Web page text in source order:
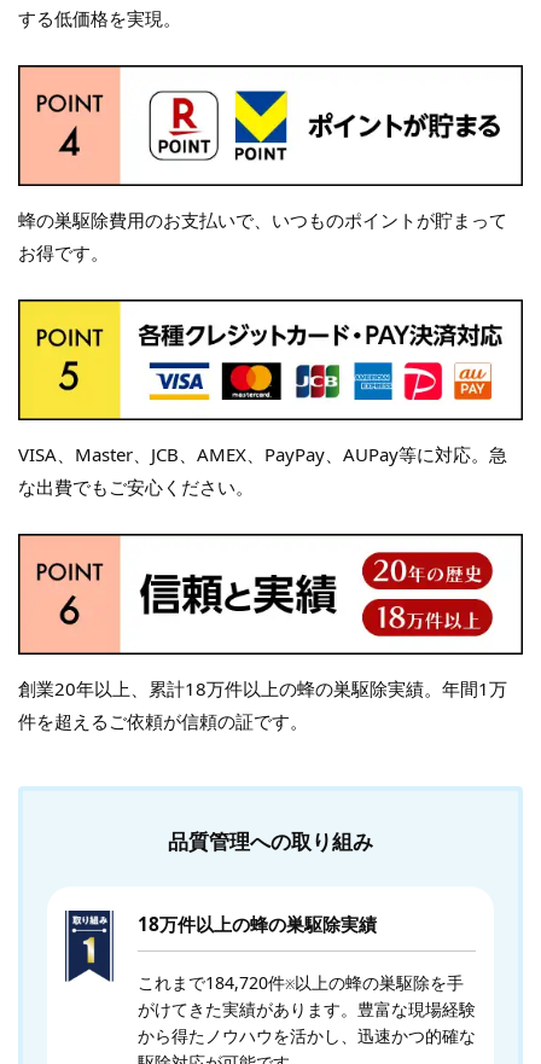
する低価格を実現。
蜂の巣駆除費用のお支払いで、いつものポイントが貯まって
お得です。
VISA、Master、JCB、AMEX、PayPay、AUPay等に対応。急
な出費でもご安心ください。
創業20年以上、累計18万件以上の蜂の巣駆除実績。年間1万
件を超えるご依頼が信頼の証です。
品質管理への取り組み
18万件以上の蜂の巣駆除実績
これまで184,720件※以上の蜂の巣駆除を手
がけてきた実績があります。豊富な現場経験
から得たノウハウを活かし、迅速かつ的確な